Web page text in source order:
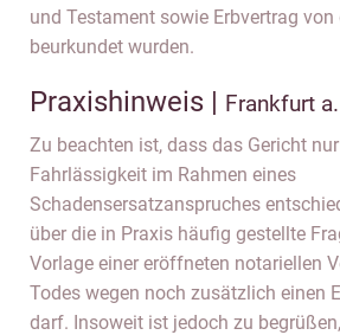
und Testament sowie Erbvertrag
beurkundet wurden.
Praxishinweis | Frankfurt
Zu beachten ist, dass das Gericht
Fahrlässigkeit im Rahmen eines
Schadensersatzanspruches
über die in Praxis häufig gestellte
Vorlage einer eröffneten notariellen
Todes wegen noch zusätzlich einen
darf. Insoweit ist jedoch zu